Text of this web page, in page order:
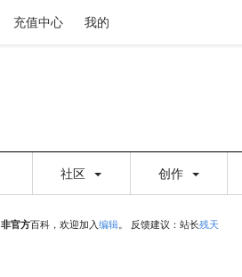
充值中心 我的
社区 创作
非官方百科，欢迎加入编辑 。 反馈建议：站长残天